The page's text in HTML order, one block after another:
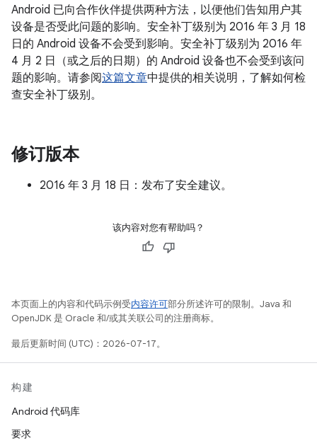
Android 已向合作伙伴提供两种方法，以便他们告知用户其
设备是否受此问题的影响。安全补丁级别为 2016 年 3 月 18
日的 Android 设备不会受到影响。安全补丁级别为 2016 年
4 月 2 日（或之后的日期）的 Android 设备也不会受到该问
题的影响。请参阅这篇文章中提供的相关说明，了解如何检
查安全补丁级别。
修订版本
2016 年 3 月 18 日：发布了安全建议。
该内容对您有帮助吗？
本页面上的内容和代码示例受内容许可部分所述许可的限制。Java 和
OpenJDK 是 Oracle 和/或其关联公司的注册商标。
最后更新时间 (UTC)：2026-07-17。
构建
Android 代码库
要求